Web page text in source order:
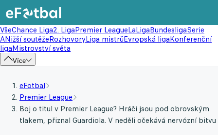
VšeChance Liga2. LigaPremier LeagueLaLigaBundesligaSerie
ANižší soutěžeRozhovoryLiga mistrůEvropská ligaKonferenční
ligaMistrovství světa
Více
eFotbal
Premier League
Boj o titul v Premier League? Hráči jsou pod obrovským
tlakem, přiznal Guardiola. V neděli očekává nervózní bitvu